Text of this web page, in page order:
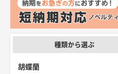
種類から選ぶ
胡蝶蘭